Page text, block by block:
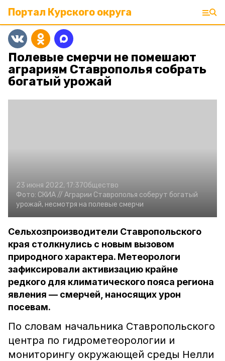
Портал Курского округа
Полевые смерчи не помешают
аграриям Ставрополья собрать
богатый урожай
23 июня 2022, 17:37Общество
Фото: СКИА // Аграрии Ставрополья соберут богатый
урожай, несмотря на полевые смерчи
Сельхозпроизводители Ставропольского
края столкнулись с новым вызовом
природного характера. Метеорологи
зафиксировали активизацию крайне
редкого для климатического пояса региона
явления — смерчей, наносящих урон
посевам.
По словам начальника Ставропольского
центра по гидрометеорологии и
мониторингу окружающей среды Нелли